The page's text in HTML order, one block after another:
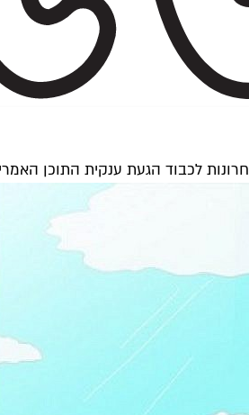
לכבוד הגעת ענקית התוכן